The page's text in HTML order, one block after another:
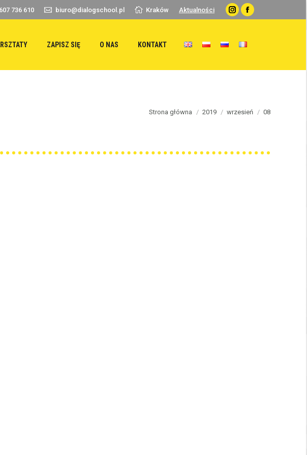
736 610 biuro@dialogschool.pl Kraków Aktualności
InstagramFacebook
ZAPISZ SIĘ O NAS KONTAKT
Strona główna 2019 wrzesień 08